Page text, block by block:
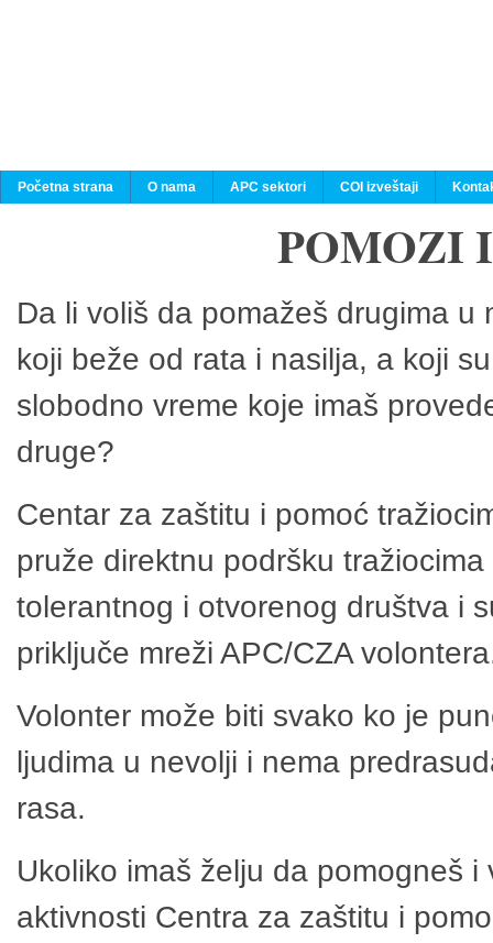
Početna strana O nama APC sektori COI izveštaji
POMOZI
Da li voliš da pomažeš drugima
koji beže od rata i nasilja, a koji
slobodno vreme koje imaš
druge?
Centar za zaštitu i pomoć
pruže direktnu podršku
tolerantnog i otvorenog društva i
priključe mreži APC/CZA
Volonter može biti svako ko je
ljudima u nevolji i nema
rasa.
Ukoliko imaš želju da pomogneš
aktivnosti Centra za zaštitu i